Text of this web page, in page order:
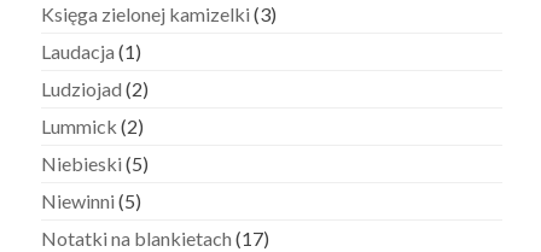
Księga zielonej kamizelki (3)
Laudacja (1)
Ludziojad (2)
Lummick (2)
Niebieski (5)
Niewinni (5)
Notatki na blankietach (17)